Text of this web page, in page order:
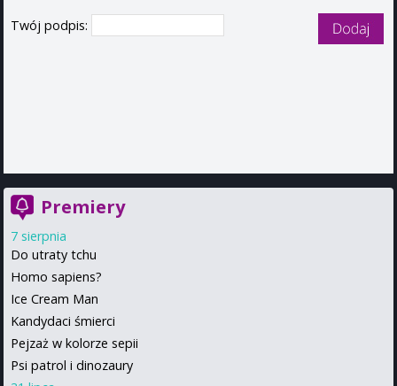
Twój podpis:
Premiery
7 sierpnia
Do utraty tchu
Homo sapiens?
Ice Cream Man
Kandydaci śmierci
Pejzaż w kolorze sepii
Psi patrol i dinozaury